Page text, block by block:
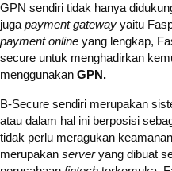
GPN sendiri tidak hanya
juga payment gateway yaitu
payment online yang lengkap,
secure untuk menghadirkan
menggunakan GPN.
B-Secure sendiri merupakan
atau dalam hal ini berposisi
tidak perlu meragukan
merupakan serveryang dibuat